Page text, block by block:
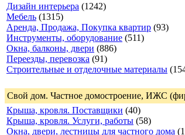
Дизайн интерьера (1242)
Мебель (1315)
Аренда, Продажа, Покупка квартир (93)
Инструменты, оборудование (511)
Окна, балконы, двери (886)
Переезды, перевозка (91)
Строительные и отделочные материалы
Свой дом. Частное домостроение, ИЖС
Крыша, кровля. Поставщики (40)
Крыша, кровля. Услуги, работы (58)
Окна, двери, лестницы для частного дома